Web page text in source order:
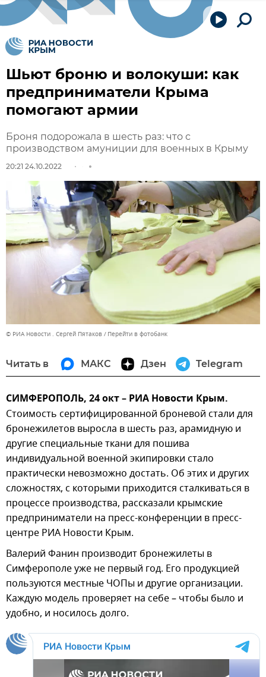
Шьют броню и волокуши: как
предприниматели Крыма
помогают армии
Броня подорожала в шесть раз: что с
производством амуниции для военных в Крыму
20:21 24.10.2022
© РИА Новости . Сергей Пятаков Перейти в фотобанк
Читать в МАКС Дзен Telegram
СИМФЕРОПОЛЬ, 24 окт – РИА Новости Крым.
Стоимость сертифицированной броневой стали для
бронежилетов выросла в шесть раз, арамидную и
другие специальные ткани для пошива
индивидуальной военной экипировки стало
практически невозможно достать. Об этих и других
сложностях, с которыми приходится сталкиваться в
процессе производства, рассказали крымские
предприниматели на пресс-конференции в пресс-
центре РИА Новости Крым.
Валерий Фанин производит бронежилеты в
Симферополе уже не первый год. Его продукцией
пользуются местные ЧОПы и другие организации.
Каждую модель проверяет на себе – чтобы было и
удобно, и носилось долго.